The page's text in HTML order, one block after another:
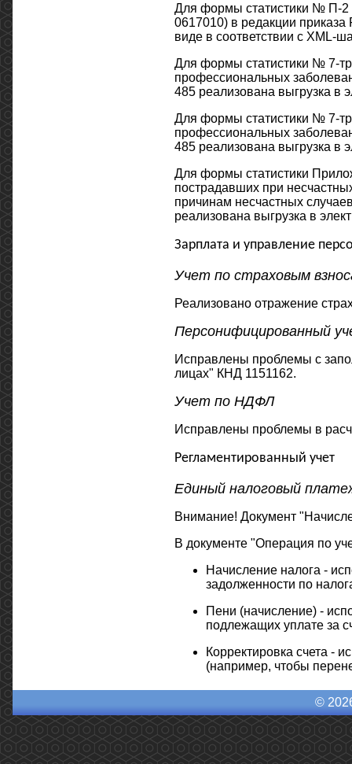
Для формы статистики № П-2
0617010) в редакции
виде в соответствии с XML-
Для формы статистики № 7-
профессиональных
485 реализована выгрузка в
Для формы статистики № 7-
профессиональных
485 реализована выгрузка в
Для формы статистики
пострадавших при
причинам несчастных
реализована выгрузка в
Зарплата и управление
Учет по страховым
Реализовано отражение
Персонифицированный
Исправлены проблемы с
лицах" КНД 1151162.
Учет по НДФЛ
Исправлены проблемы в
Регламентированный учет
Единый налоговый
Внимание! Документ
В документе "Операция по
Начисление налога -
задолженности по
Пени (начисление) -
подлежащих уплате за
Корректировка счета -
(например, чтобы
©